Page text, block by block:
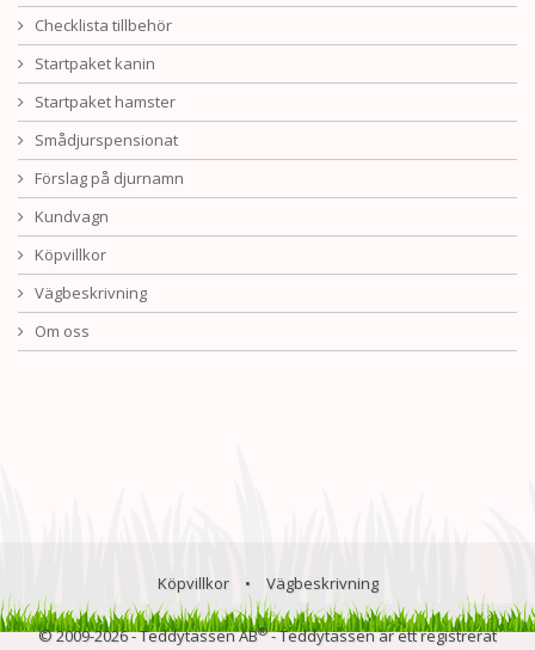
Checklista tillbehör
Startpaket kanin
Startpaket hamster
Smådjurspensionat
Förslag på djurnamn
Kundvagn
Köpvillkor
Vägbeskrivning
Om oss
Köpvillkor • Vägbeskrivning
© 2009-2026 - Teddytassen AB®- Teddytassen är ett registrerat